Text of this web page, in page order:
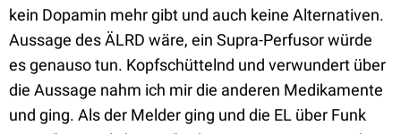
kein Dopamin mehr gibt und auch keine Alternativen.
Aussage des ÄLRD wäre, ein Supra-Perfusor würde
es genauso tun. Kopfschüttelnd und verwundert über
die Aussage nahm ich mir die anderen Medikamente
und ging. Als der Melder ging und die EL über Funk